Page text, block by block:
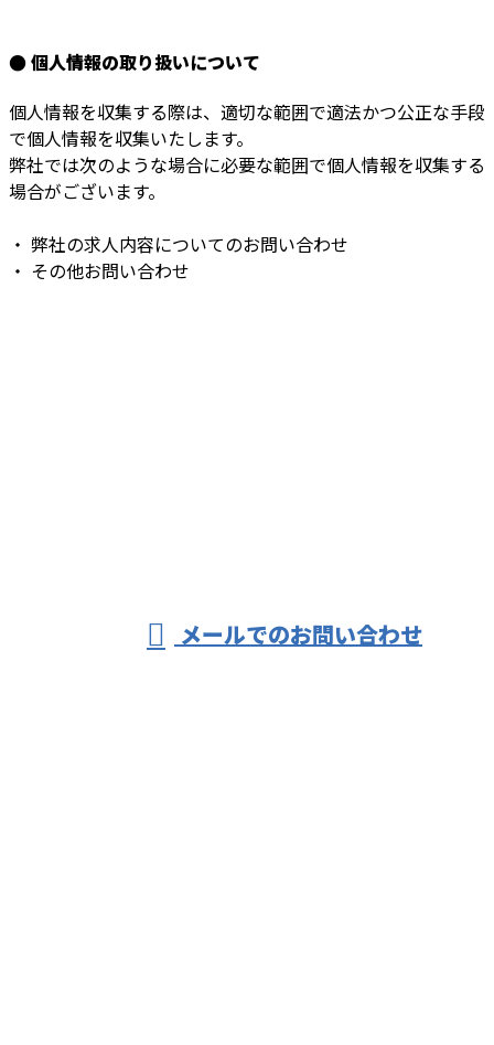
● 個人情報の取り扱いについて
個人情報を収集する際は、適切な範囲で適法かつ公正な手段
で個人情報を収集いたします。
弊社では次のような場合に必要な範囲で個人情報を収集する
場合がございます。
・ 弊社の求人内容についてのお問い合わせ
・ その他お問い合わせ
メールでのお問い合わせ